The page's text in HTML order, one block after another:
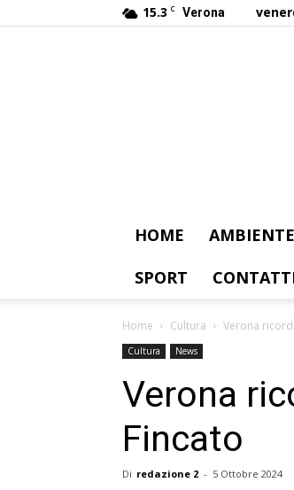
15.3 C Verona
HOME AMBIENTE
SPORT
Home Cultura Verona
Cultura News
Verona
Fincato
Di redazione 2 - 5 Ottobre 2024